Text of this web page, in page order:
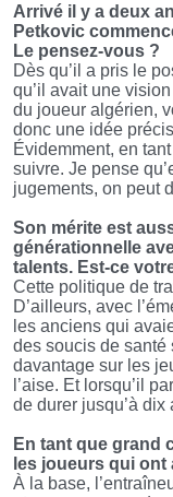
Arrivé il y a deux
Petkovic
Le pensez-vous ?
Dès qu’il a pris le
qu’il avait une
du joueur algérien,
donc une idée
Évidemment, en
suivre. Je pense
jugements, on peut
Son mérite est
générationnelle
talents. Est-ce
Cette politique de
D’ailleurs, avec
les anciens qui
des soucis de santé
davantage sur les
l’aise. Et lorsqu’il
de durer jusqu’à dix
En tant que grand
les joueurs qui
À la base,